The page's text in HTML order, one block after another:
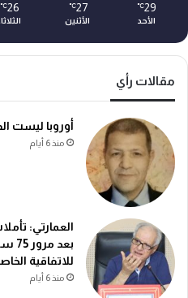
29
℃
الأحد
27
℃
الأثنين
26
℃
مقالات رأي
أوروبا ليست
منذ 6 أيام
العمارتي:
للاتفاقية
منذ 6 أيام